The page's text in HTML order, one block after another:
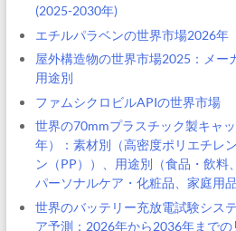
(2025-2030年)
エチルパラベンの世界市場2026年
屋外構造物の世界市場2025：メー
用途別
ファムシクロビルAPIの世界市場
世界の70mmプラスチック製キャ
年）：素材別（高密度ポリエチレ
ン（PP））、用途別（食品・飲料
パーソナルケア・化粧品、家庭用
世界のバッテリー充放電試験シス
ア予測：2026年から2036年までの